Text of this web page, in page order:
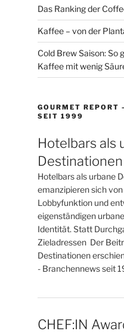
Das Ranking der
Kaffee – von der
Cold Brew Saison: So
Kaffee mit wenig
GOURMET REPORT
SEIT 1999
Hotelbars als
Destinationen
Hotelbars als urbane
emanzipieren sich
Lobbyfunktion und
eigenständigen
Identität. Statt
Zieladressen Der
Destinationen
- Branchennews seit
CHEF:IN